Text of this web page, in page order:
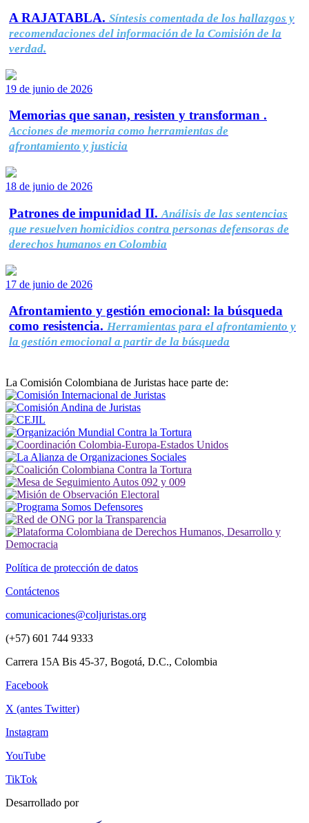
A RAJATABLA. Síntesis comentada de los hallazgos y
recomendaciones del información de la Comisión de la
verdad.
19 de junio de 2026
Memorias que sanan, resisten y transforman .
Acciones de memoria como herramientas de
afrontamiento y justicia
18 de junio de 2026
Patrones de impunidad II. Análisis de las sentencias
que resuelven homicidios contra personas defensoras de
derechos humanos en Colombia
17 de junio de 2026
Afrontamiento y gestión emocional: la búsqueda
como resistencia. Herramientas para el afrontamiento y
la gestión emocional a partir de la búsqueda
La Comisión Colombiana de Juristas hace parte de:
Política de protección de datos
Contáctenos
comunicaciones@coljuristas.org
(+57) 601 744 9333
Carrera 15A Bis 45-37, Bogotá, D.C., Colombia
Facebook
X (antes Twitter)
Instagram
YouTube
TikTok
Desarrollado por